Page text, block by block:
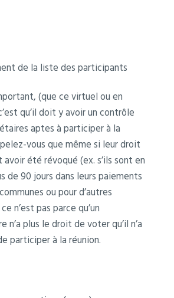
de la liste des participants
(que ce virtuel ou en
qu’il doit y avoir un contrôle
aptes à participer à la
vous que même si leur droit
été révoqué (ex. s’ils sont en
de 90 jours dans leurs paiements
ou pour d’autres
n’est pas parce qu’un
n’a plus le droit de voter qu’il n’a
participer à la réunion.